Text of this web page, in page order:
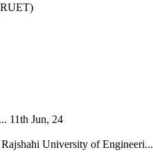
11th Jun, 24
University of Engineeri...